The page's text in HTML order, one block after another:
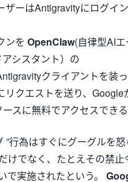
ザーはAntigravityにログイ
ンを OpenClaw(自律型AI
シスタント）の
クライアントを装
リクエストを送り、
スに無料でアクセスでき
”行為はすぐにグーグルを
けでなく、たとえその禁
で実施されたという。